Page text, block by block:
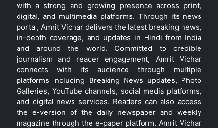
with a strong and growing presence across print,
digital, and multimedia platforms. Through its news
portal, Amrit Vichar delivers the latest breaking news,
in-depth coverage, and updates in Hindi from India
and around the world. Committed to credible
journalism and reader engagement, Amrit Vichar
connects with its audience through multiple
platforms including Breaking News updates, Photo
Galleries, YouTube channels, social media platforms,
and digital news services. Readers can also access
the e-version of the daily newspaper and weekly
magazine through the e-paper platform. Amrit Vichar